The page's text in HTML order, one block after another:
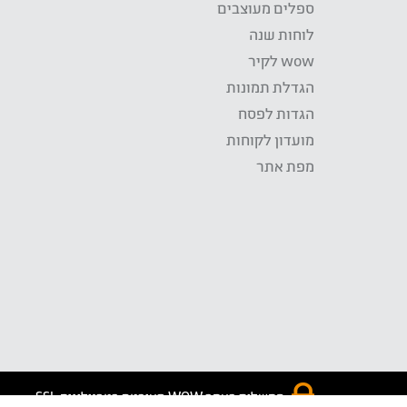
ספלים מעוצבים
לוחות שנה
wow לקיר
הגדלת תמונות
הגדות לפסח
מועדון לקוחות
מפת אתר
התשלום באתר WOW מאובטח בטכנולוגית SSL